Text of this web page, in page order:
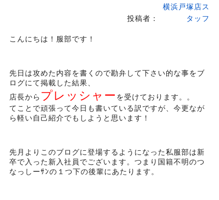
投稿者：
横浜戸塚店ス
タッフ
こんにちは！服部です！
先日は攻めた内容を書くので勘弁して下さい的な事をブ
ログにて掲載した結果、
店長から プレッシャー を受けております。。
てことで頑張って今日も書いている訳ですが、今更なが
ら軽い自己紹介でもしようと思います！
先月よりこのブログに登場するようになった私服部は新
卒で入った新入社員でございます。つまり国籍不明のつ
なっしーｻﾝの１つ下の後輩にあたります。